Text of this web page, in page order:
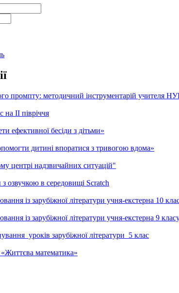
промпту: методичний інструментарій учителя
на II півріччя
ефективної бесіди з дітьми»
дитині впоратися з тривогою вдома»
центрі надзвичайних ситуацій"
озвучкою в середовищі Scratch
із зарубіжної літератури учня-екстерна 10
із зарубіжної літератури учня-екстерна 9
уроків зарубіжної літератури 5 клас
«Життєва математика»